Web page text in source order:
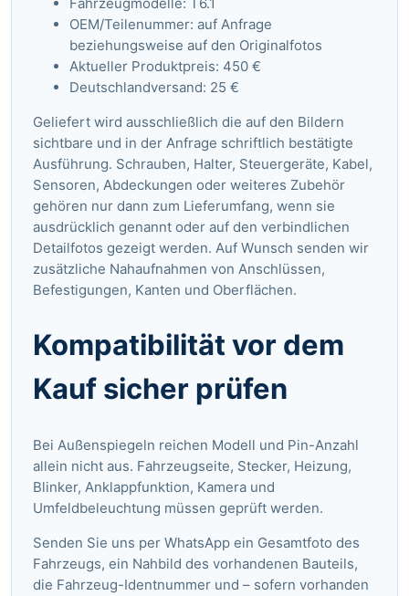
OEM/Teilenummer: auf Anfrage
beziehungsweise auf den Originalfotos
Aktueller Produktpreis: 450 €
Deutschlandversand: 25 €
Geliefert wird ausschließlich die auf den Bildern
sichtbare und in der Anfrage schriftlich bestätigte
Ausführung. Schrauben, Halter, Steuergeräte, Kabel,
Sensoren, Abdeckungen oder weiteres Zubehör
gehören nur dann zum Lieferumfang, wenn sie
ausdrücklich genannt oder auf den verbindlichen
Detailfotos gezeigt werden. Auf Wunsch senden wir
zusätzliche Nahaufnahmen von Anschlüssen,
Befestigungen, Kanten und Oberflächen.
Kompatibilität vor dem
Kauf sicher prüfen
Bei Außenspiegeln reichen Modell und Pin-Anzahl
allein nicht aus. Fahrzeugseite, Stecker, Heizung,
Blinker, Anklappfunktion, Kamera und
Umfeldbeleuchtung müssen geprüft werden.
Senden Sie uns per WhatsApp ein Gesamtfoto des
Fahrzeugs, ein Nahbild des vorhandenen Bauteils,
die Fahrzeug-Identnummer und – sofern vorhanden